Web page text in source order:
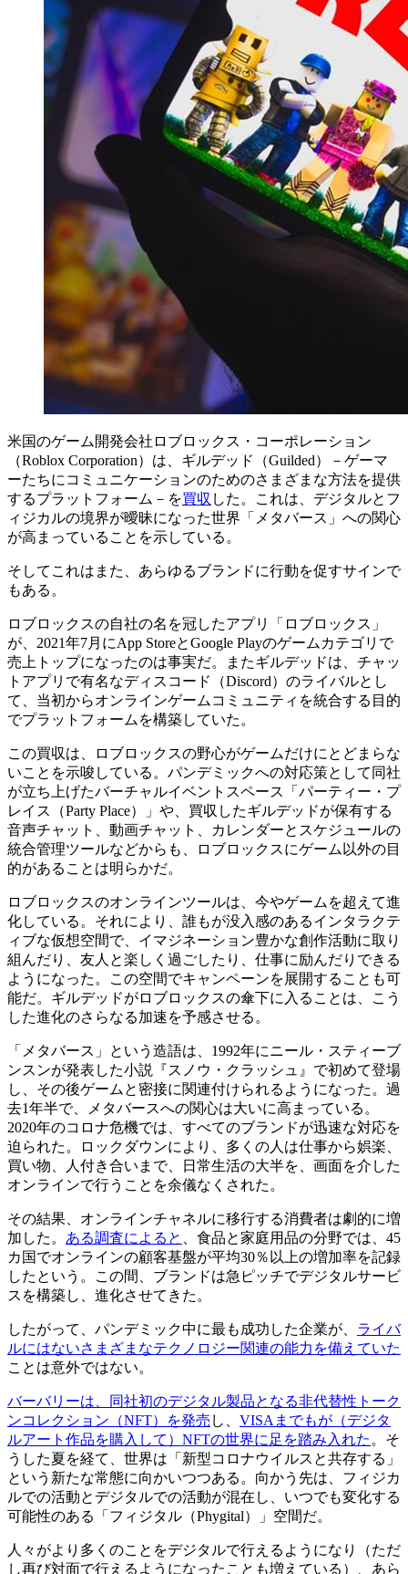
米国のゲーム開発会社ロブロックス・コーポレーション
（Roblox Corporation）は、ギルデッド（Guilded）－ゲーマ
ーたちにコミュニケーションのためのさまざまな方法を提供
するプラットフォーム－を買収 した。これは、デジタルとフ
ィジカルの境界が曖昧になった世界「メタバース」への関心
が高まっていることを示している。
そしてこれはまた、あらゆるブランドに行動を促すサインで
もある。
ロブロックスの自社の名を冠したアプリ「ロブロックス」
が、2021年7月にApp StoreとGoogle Playのゲームカテゴリで
売上トップになったのは事実だ。またギルデッドは、チャッ
トアプリで有名なディスコード（Discord）のライバルとし
て、当初からオンラインゲームコミュニティを統合する目的
でプラットフォームを構築していた。
この買収は、ロブロックスの野心がゲームだけにとどまらな
いことを示唆している。パンデミックへの対応策として同社
が立ち上げたバーチャルイベントスペース「パーティー・プ
レイス（Party Place）」や、買収したギルデッドが保有する
音声チャット、動画チャット、カレンダーとスケジュールの
統合管理ツールなどからも、ロブロックスにゲーム以外の目
的があることは明らかだ。
ロブロックスのオンラインツールは、今やゲームを超えて進
化している。それにより、誰もが没入感のあるインタラクテ
ィブな仮想空間で、イマジネーション豊かな創作活動に取り
組んだり、友人と楽しく過ごしたり、仕事に励んだりできる
ようになった。この空間でキャンペーンを展開することも可
能だ。ギルデッドがロブロックスの傘下に入ることは、こう
した進化のさらなる加速を予感させる。
「メタバース」という造語は、1992年にニール・スティーブ
ンスンが発表した小説『スノウ・クラッシュ』で初めて登場
し、その後ゲームと密接に関連付けられるようになった。過
去1年半で、メタバースへの関心は大いに高まっている。
2020年のコロナ危機では、すべてのブランドが迅速な対応を
迫られた。ロックダウンにより、多くの人は仕事から娯楽、
買い物、人付き合いまで、日常生活の大半を、画面を介した
オンラインで行うことを余儀なくされた。
その結果、オンラインチャネルに移行する消費者は劇的に増
加した。 ある調査によると 、食品と家庭用品の分野では、45
カ国でオンラインの顧客基盤が平均30％以上の増加率を記録
したという。この間、ブランドは急ピッチでデジタルサービ
スを構築し、進化させてきた。
したがって、パンデミック中に最も成功した企業が、 ライバ
ルにはないさまざまなテクノロジー関連の能力を備えていた
ことは意外ではない。
バーバリーは、同社初のデジタル製品となる非代替性トーク
ンコレクション（NFT）を発売 し、 VISAまでもが（デジタ
ルアート作品を購入して）NFTの世界に足を踏み入れた。そ
うした夏を経て、世界は「新型コロナウイルスと共存する」
という新たな常態に向かいつつある。向かう先は、フィジカ
ルでの活動とデジタルでの活動が混在し、いつでも変化する
可能性のある「フィジタル（Phygital）」空間だ。
人々がより多くのことをデジタルで行えるようになり（ただ
し再び対面で行えるようになったことも増えている）、あら